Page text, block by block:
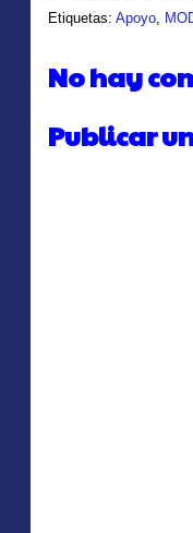
Etiquetas: Apoyo,
No hay
Publicar